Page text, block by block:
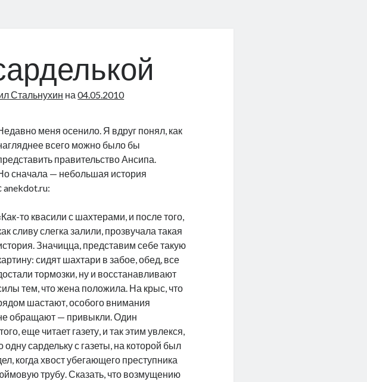
Стальнухин на04.05.2010
меня осенило. Я вдруг понял, как
всего можно было бы
правительство Ансипа.
сначала — небольшая история
anekdot.ru:
то квасили с шахтерами, и после того,
сливу слегка залили, прозвучала такая
Значицца, представим себе такую
сидят шахтари в забое, обед, все
тормозки, ну и восстанавливают
тем, что жена положила. На крыс, что
шастают, особого внимания
обращают — привыкли. Один
еще читает газету, и так этим увлекся,
одну сардельку с газеты, на которой был
когда хвост убегающего преступника
трубу. Сказать, что возмущению